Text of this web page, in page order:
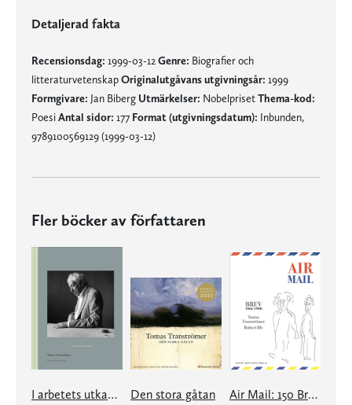
Detaljerad fakta
Recensionsdag: 1999-03-12 Genre: Biografier och
litteraturvetenskapOriginalutgåvans utgivningsår: 1999
Formgivare: Jan Biberg Utmärkelser: NobelprisetThema-kod:
PoesiAntal sidor: 177 Format (utgivningsdatum): Inbunden,
9789100569129 (1999-03-12)
Fler böcker av författaren
I arbetets utkanter Den stora gåtan Air Mail: 150 Brev 1964-1990